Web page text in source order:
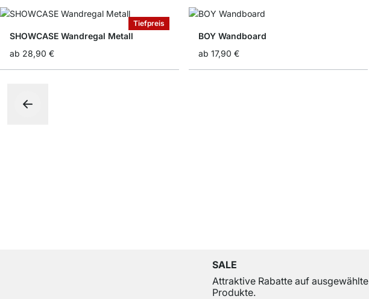
Tiefpreis
SHOWCASE Wandregal Metall
ab 28,90 €
BOY Wandboard
ab 17,90 €
SALE
Attraktive Rabatte auf ausgewählte
Produkte.